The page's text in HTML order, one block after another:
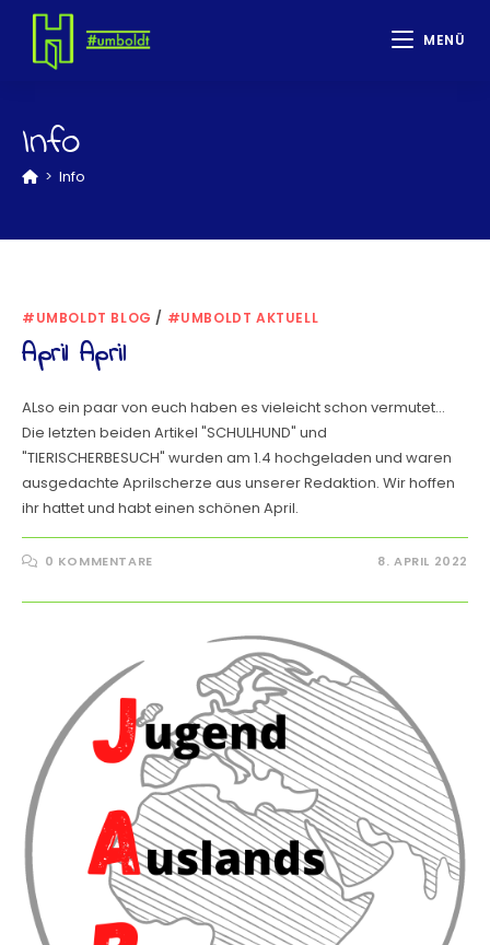
MENÜ
Info
> Info
#UMBOLDT BLOG / #UMBOLDT AKTUELL
April April
ALso ein paar von euch haben es vieleicht schon vermutet...
Die letzten beiden Artikel "SCHULHUND" und
"TIERISCHERBESUCH" wurden am 1.4 hochgeladen und waren
ausgedachte Aprilscherze aus unserer Redaktion. Wir hoffen
ihr hattet und habt einen schönen April.
0 KOMMENTARE 8. APRIL 2022